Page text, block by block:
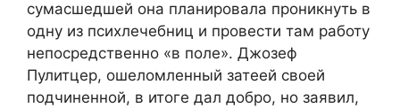
сумасшедшей она планировала проникнуть в
одну из психлечебниц и провести там работу
непосредственно «в поле». Джозеф
Пулитцер, ошеломленный затеей своей
подчиненной, в итоге дал добро, но заявил,